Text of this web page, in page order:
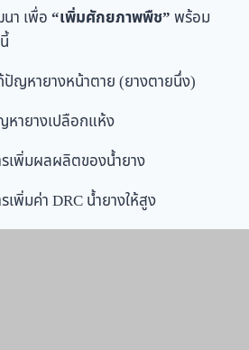
า เพื่อ“เพิ่มศักยภาพพืช”พร้อม
ญหายางหน้าตาย (ยางตายนึ่ง)
ายางเปลือกแห้ง
เพิ่มผลผลิตของน้ำยาง
เพิ่มค่า DRC น้ำยางให้สูง